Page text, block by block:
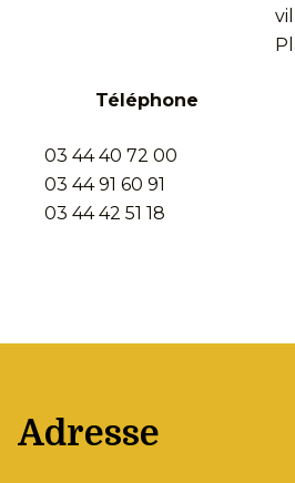
Téléphone
03 44 40 72 00
03 44 91 60 91
03 44 42 51 18
Adresse